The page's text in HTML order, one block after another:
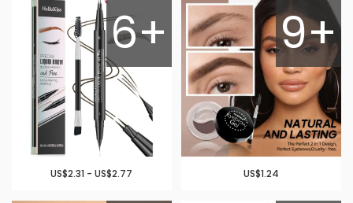
6+
US$2.31 - US$2.77
9+
US$1.24